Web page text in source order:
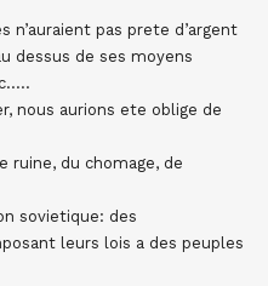
n’auraient pas prete d’argent
dessus de ses moyens
nous aurions ete oblige de
ruine, du chomage, de
sovietique: des
leurs lois a des peuples